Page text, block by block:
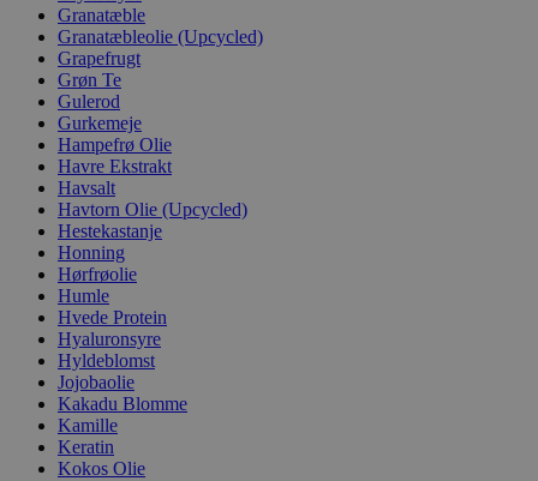
Granatæble
Granatæbleolie (Upcycled)
Grapefrugt
Grøn Te
Gulerod
Gurkemeje
Hampefrø Olie
Havre Ekstrakt
Havsalt
Havtorn Olie (Upcycled)
Hestekastanje
Honning
Hørfrøolie
Humle
Hvede Protein
Hyaluronsyre
Hyldeblomst
Jojobaolie
Kakadu Blomme
Kamille
Keratin
Kokos Olie